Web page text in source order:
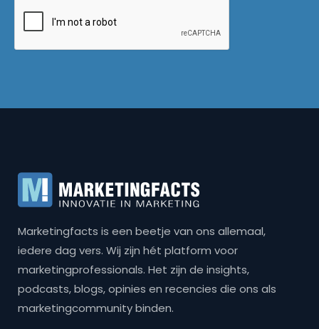
Marketingfacts is een beetje van ons allemaal,
iedere dag vers. Wij zijn hét platform voor
marketingprofessionals. Het zijn de insights,
podcasts, blogs, opinies en recencies die ons als
marketingcommunity binden.